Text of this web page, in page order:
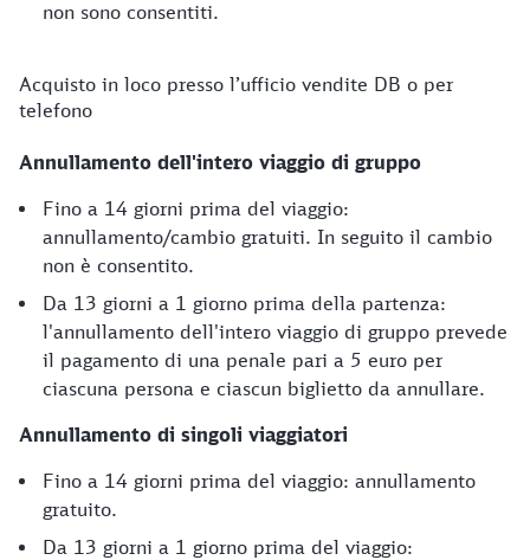
non sono consentiti.
Acquisto in loco presso l’ufficio vendite DB o per
telefono
Annullamento dell'intero viaggio di gruppo
Fino a 14 giorni prima del viaggio:
annullamento/cambio gratuiti. In seguito il cambio
non è consentito.
Da 13 giorni a 1 giorno prima della partenza:
l'annullamento dell'intero viaggio di gruppo prevede
il pagamento di una penale pari a 5 euro per
ciascuna persona e ciascun biglietto da annullare.
Annullamento di singoli viaggiatori
Fino a 14 giorni prima del viaggio: annullamento
gratuito.
Da 13 giorni a 1 giorno prima del viaggio: